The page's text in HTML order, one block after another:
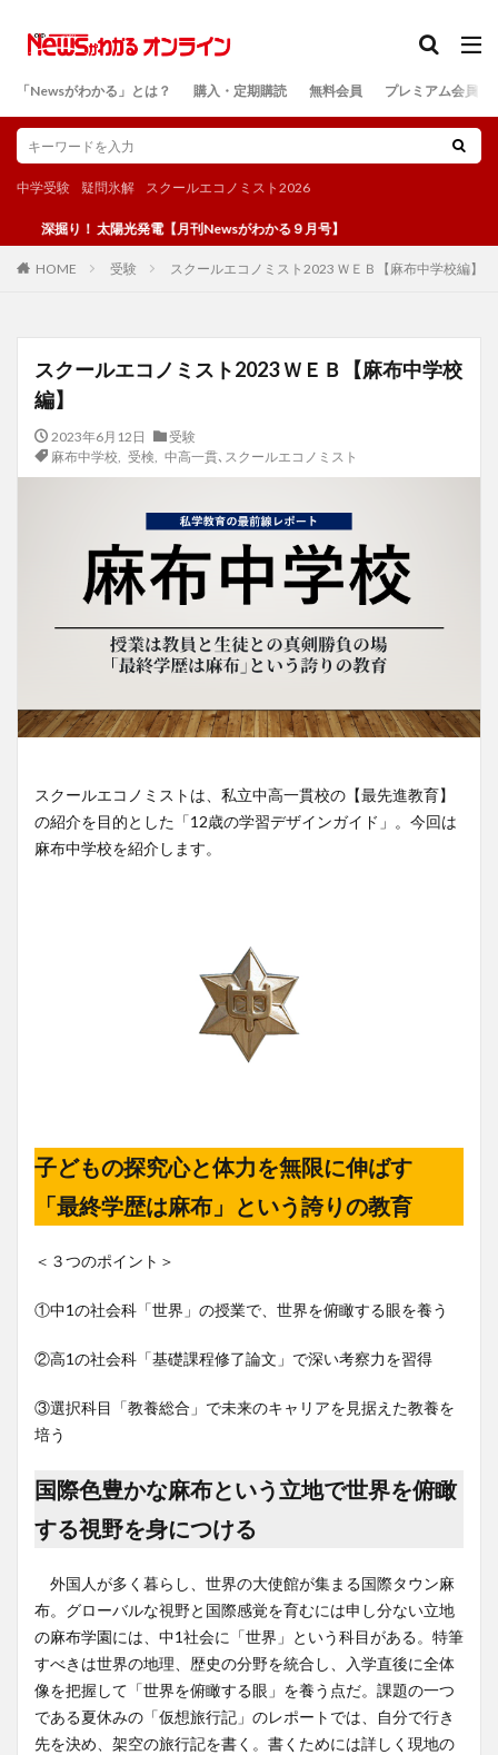
「Newsがわかる」とは？ 購入・定期購読 無料会員 プレミアム会員
中学受験 疑問氷解 スクールエコノミスト2026
り！ 太陽光発電【月刊Newsがわかる９月号】
HOME 受験 スクールエコノミスト2023 ＷＥＢ【麻布中学校編】
スクールエコノミスト2023 ＷＥＢ【麻布中学校
編】
2023年6月12日
受験
麻布中学校
受検 中高一貫､スクールエコノミスト
スクールエコノミストは、私立中高一貫校の【最先進教育】
の紹介を目的とした「12歳の学習デザインガイド」。今回は
麻布中学校を紹介します。
子どもの探究心と体力を無限に伸ばす
「最終学歴は麻布」という誇りの教育
＜３つのポイント＞
①中1の社会科「世界」の授業で、世界を俯瞰する眼を養う
②高1の社会科「基礎課程修了論文」で深い考察力を習得
③選択科目「教養総合」で未来のキャリアを見据えた教養を
培う
国際色豊かな麻布という立地で世界を俯瞰
する視野を身につける
外国人が多く暮らし、世界の大使館が集まる国際タウン麻
布。グローバルな視野と国際感覚を育むには申し分ない立地
の麻布学園には、中1社会に「世界」という科目がある。特筆
すべきは世界の地理、歴史の分野を統合し、入学直後に全体
像を把握して「世界を俯瞰する眼」を養う点だ。課題の一つ
である夏休みの「仮想旅行記」のレポートでは、自分で行き
先を決め、架空の旅行記を書く。書くためには詳しく現地の
検索